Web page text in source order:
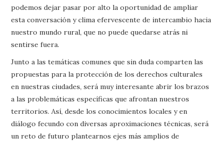
podemos dejar pasar por alto la oportunidad de ampliar
esta conversación y clima efervescente de intercambio hacia
nuestro mundo rural, que no puede quedarse atrás ni
sentirse fuera.
Junto a las temáticas comunes que sin duda comparten las
propuestas para la protección de los derechos culturales
en nuestras ciudades, será muy interesante abrir los brazos
a las problemáticas específicas que afrontan nuestros
territorios. Así, desde los conocimientos locales y en
diálogo fecundo con diversas aproximaciones técnicas, será
un reto de futuro plantearnos ejes más amplios de